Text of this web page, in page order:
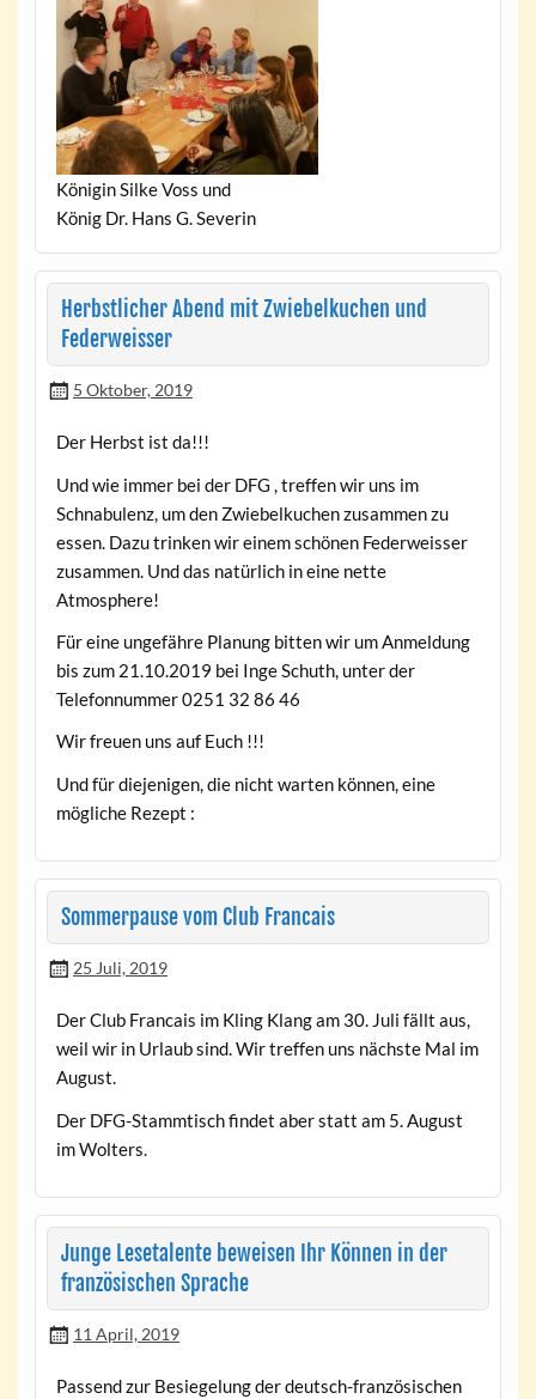
Königin Silke Voss und
König Dr. Hans G. Severin
Herbstlicher Abend mit Zwiebelkuchen und
Federweisser
5 Oktober, 2019
Der Herbst ist da!!!
Und wie immer bei der DFG , treffen wir uns im
Schnabulenz, um den Zwiebelkuchen zusammen zu
essen. Dazu trinken wir einem schönen Federweisser
zusammen. Und das natürlich in eine nette
Atmosphere!
Für eine ungefähre Planung bitten wir um Anmeldung
bis zum 21.10.2019 bei Inge Schuth, unter der
Telefonnummer 0251 32 86 46
Wir freuen uns auf Euch !!!
Und für diejenigen, die nicht warten können, eine
mögliche Rezept :
Sommerpause vom Club Francais
25 Juli, 2019
Der Club Francais im Kling Klang am 30. Juli fällt aus,
weil wir in Urlaub sind. Wir treffen uns nächste Mal im
August.
Der DFG-Stammtisch findet aber statt am 5. August
im Wolters.
Junge Lesetalente beweisen Ihr Können in der
französischen Sprache
11 April, 2019
Passend zur Besiegelung der deutsch-französischen